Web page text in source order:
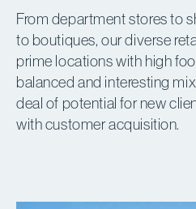
From department stores to
to boutiques, our diverse
prime locations with high
balanced and interesting
deal of potential for new
with customer acquisition.